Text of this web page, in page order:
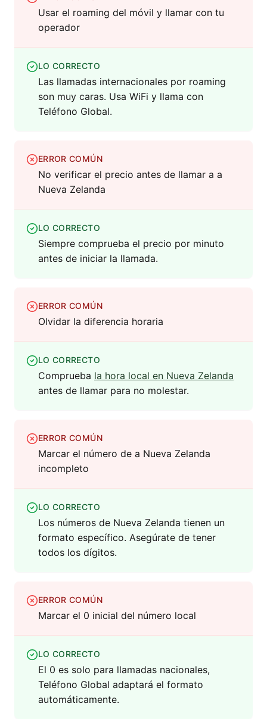
Usar el roaming del móvil y llamar con tu
operador
LO CORRECTO
Las llamadas internacionales por roaming
son muy caras. Usa WiFi y llama con
Teléfono Global.
ERROR COMÚN
No verificar el precio antes de llamar a a
Nueva Zelanda
LO CORRECTO
Siempre comprueba el precio por minuto
antes de iniciar la llamada.
ERROR COMÚN
Olvidar la diferencia horaria
LO CORRECTO
Comprueba la hora local en Nueva Zelanda
antes de llamar para no molestar.
ERROR COMÚN
Marcar el número de a Nueva Zelanda
incompleto
LO CORRECTO
Los números de Nueva Zelanda tienen un
formato específico. Asegúrate de tener
todos los dígitos.
ERROR COMÚN
Marcar el 0 inicial del número local
LO CORRECTO
El 0 es solo para llamadas nacionales,
Teléfono Global adaptará el formato
automáticamente.